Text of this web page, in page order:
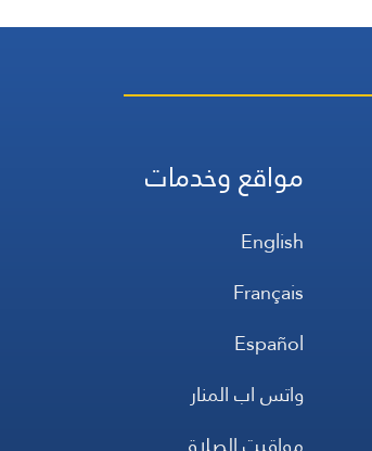
مواقع وخدمات
English
Français
Español
واتس اب المنار